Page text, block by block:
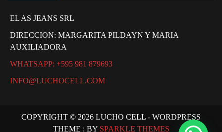
EL AS JEANS SRL
DIRECCION: MARGARITA PILDAYN Y MARIA
AUXILIADORA
WHATSAPP: +595 981 879693
INFO@LUCHOCELL.COM
COPYRIGHT © 2026 LUCHO CELL - WORDPRESS
THEME : BY SPARKLE THEMES